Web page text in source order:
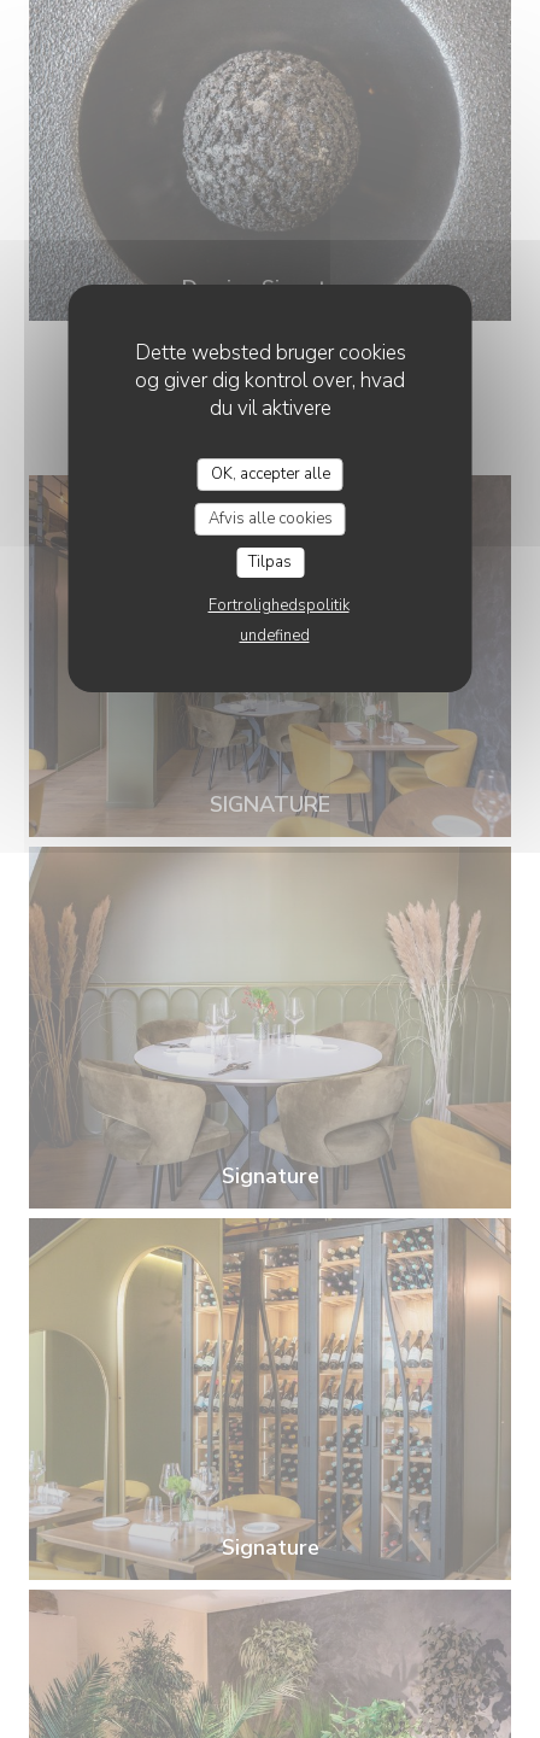
Dette websted bruger cookies
og giver dig kontrol over, hvad
du vil aktivere
OK, accepter alle
Afvis alle cookies
Tilpas
Fortrolighedspolitik
undefined
Damien Signature
LE RESTAURANT
SIGNATURE
Signature
Signature